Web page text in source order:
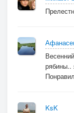
рябины..
KsK